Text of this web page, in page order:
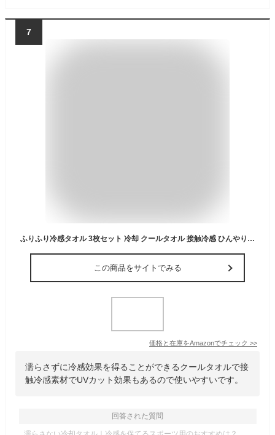
7
ふりふり冷感タオル 3枚セット 冷却 クールタオル 接触冷感 ひんやり 暑さ対策グッズ 熱中症対策グッズ 日焼け対策 UVカット | 農作業 登山 運動 部活 通勤 防災 100cm×30cm | B1164#3 グレイッシュカラーセット
この商品をサイトでみる
価格と在庫をAmazonでチェック >>
濡らさずに冷感効果を得ることができるクールタオルで接
触冷感素材でUVカット効果もあるので使いやすいです。
回答された質問